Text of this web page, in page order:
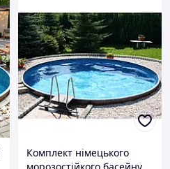
Комплект німецького